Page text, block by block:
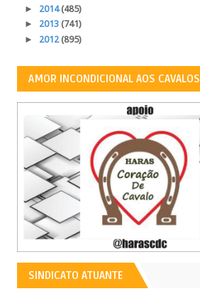
► 2014(485)
► 2013 (741)
► 2012(895)
AMOR INCONDICIONAL AOS CAVALOS
SINDICATO ATUANTE